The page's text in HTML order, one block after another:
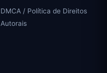
DMCA / Política de Direitos
Autorais